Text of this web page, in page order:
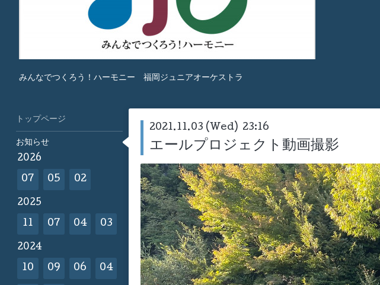
みんなでつくろう！ハーモニー 福岡ジュニアオーケストラ
2021.11.03 (Wed) 23:16
エールプロジェクト動画撮影
トップページ
お知らせ
2026
07 05 02
2025
11 07 04 03
2024
10 09 06 04